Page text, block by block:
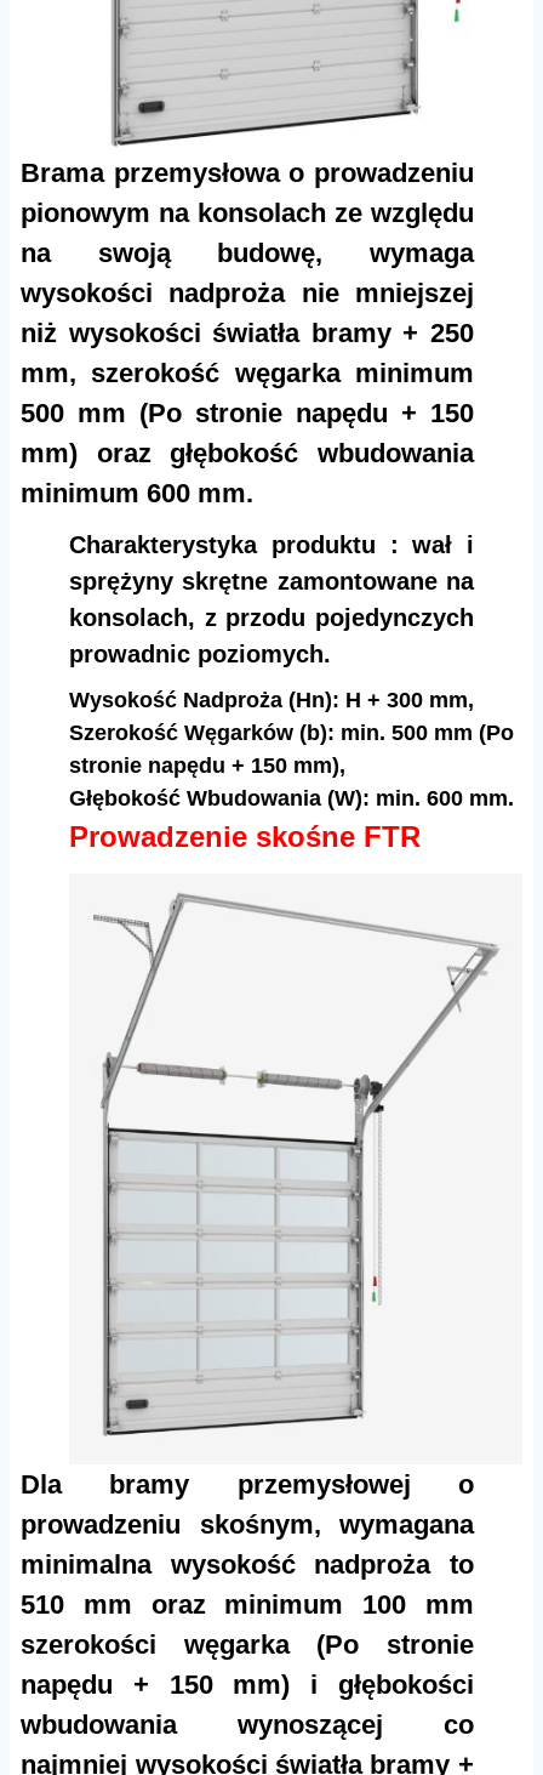
Brama przemysłowa o prowadzeniu
pionowym na konsolach ze względu
na swoją budowę, wymaga
wysokości nadproża nie mniejszej
niż wysokości światła bramy + 250
mm, szerokość węgarka minimum
500 mm (Po stronie napędu + 150
mm) oraz głębokość wbudowania
minimum 600 mm.
Charakterystyka produktu : wał i
sprężyny skrętne zamontowane na
konsolach, z przodu pojedynczych
prowadnic poziomych.
Wysokość Nadproża (Hn): H + 300 mm,
Szerokość Węgarków (b): min. 500 mm (Po
stronie napędu + 150 mm),
Głębokość Wbudowania (W): min. 600 mm.
Prowadzenie skośne FTR
Dla bramy przemysłowej o
prowadzeniu skośnym, wymagana
minimalna wysokość nadproża to
510 mm oraz minimum 100 mm
szerokości węgarka (Po stronie
napędu + 150 mm) i głębokości
wbudowania wynoszącej co
najmniej wysokości światła bramy +